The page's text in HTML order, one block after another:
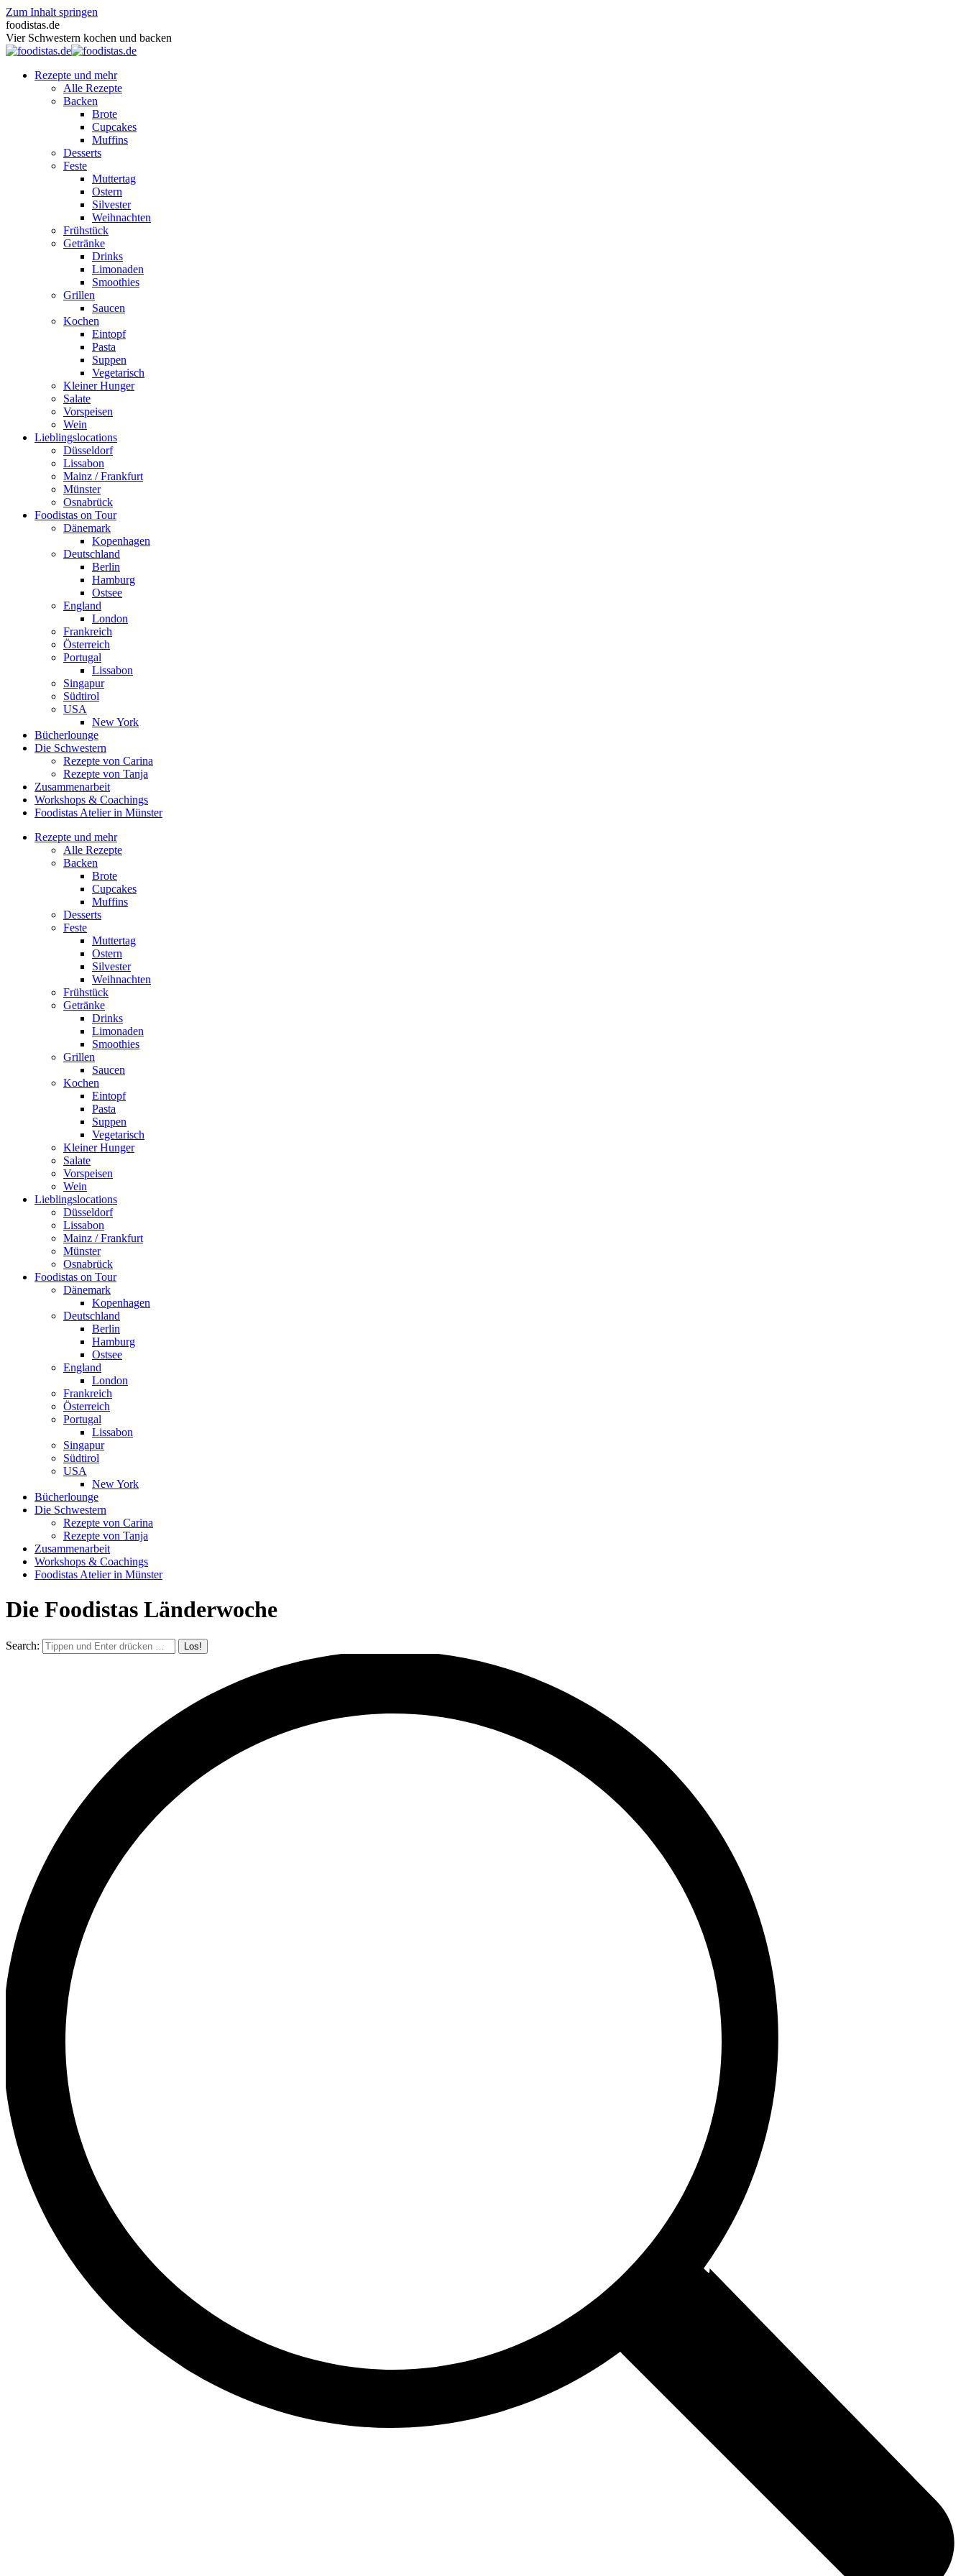
Zum Inhalt springen
foodistas.de
Vier Schwestern kochen und backen
Rezepte und mehr
Alle Rezepte
Backen
Brote
Cupcakes
Muffins
Desserts
Feste
Muttertag
Ostern
Silvester
Weihnachten
Frühstück
Getränke
Drinks
Limonaden
Smoothies
Grillen
Saucen
Kochen
Eintopf
Pasta
Suppen
Vegetarisch
Kleiner Hunger
Salate
Vorspeisen
Wein
Lieblingslocations
Düsseldorf
Lissabon
Mainz / Frankfurt
Münster
Osnabrück
Foodistas on Tour
Dänemark
Kopenhagen
Deutschland
Berlin
Hamburg
Ostsee
England
London
Frankreich
Österreich
Portugal
Lissabon
Singapur
Südtirol
USA
New York
Bücherlounge
Die Schwestern
Rezepte von Carina
Rezepte von Tanja
Zusammenarbeit
Workshops & Coachings
Foodistas Atelier in Münster
Rezepte und mehr
Alle Rezepte
Backen
Brote
Cupcakes
Muffins
Desserts
Feste
Muttertag
Ostern
Silvester
Weihnachten
Frühstück
Getränke
Drinks
Limonaden
Smoothies
Grillen
Saucen
Kochen
Eintopf
Pasta
Suppen
Vegetarisch
Kleiner Hunger
Salate
Vorspeisen
Wein
Lieblingslocations
Düsseldorf
Lissabon
Mainz / Frankfurt
Münster
Osnabrück
Foodistas on Tour
Dänemark
Kopenhagen
Deutschland
Berlin
Hamburg
Ostsee
England
London
Frankreich
Österreich
Portugal
Lissabon
Singapur
Südtirol
USA
New York
Bücherlounge
Die Schwestern
Rezepte von Carina
Rezepte von Tanja
Zusammenarbeit
Workshops & Coachings
Foodistas Atelier in Münster
Die Foodistas Länderwoche
Search: